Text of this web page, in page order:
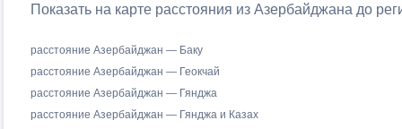
Показать на карте расстояния из Азербайджана до
расстояние Азербайджан — Баку
расстояние Азербайджан — Геокчай
расстояние Азербайджан — Гянджа
расстояние Азербайджан — Гянджа и Казах